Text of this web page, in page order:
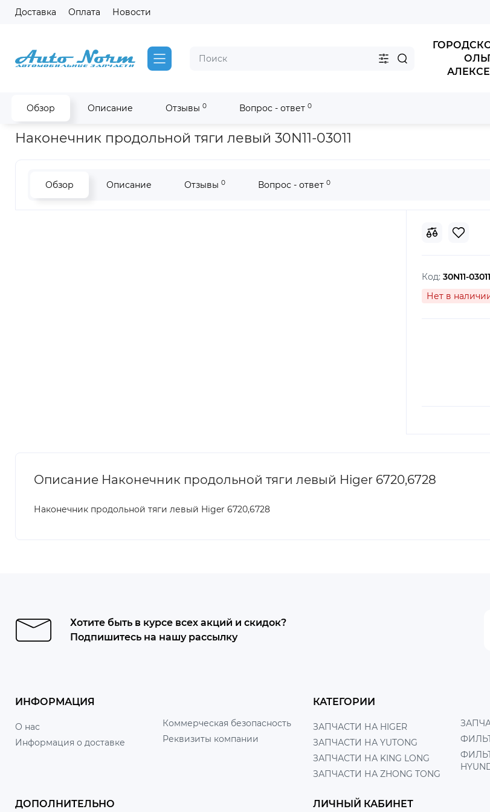
Доставка Оплата Новости
Обзор Описание Отзывы 0 Вопрос - ответ 0
Главная Запчасти Higer Наконечник продольной тяги левый Higer 6720,6728
Наконечник продольной тяги левый 30N11-03011
Обзор Описание Отзывы 0 Вопрос - ответ 0
Код: 30N11-03011
Нет в
Описание Наконечник продольной тяги левый Higer 6720,6728
Наконечник продольной тяги левый Higer 6720,6728
Хотите быть в курсе всех акций и скидок?
Подпишитесь на нашу рассылку
ИНФОРМАЦИЯ
О нас
Информация о доставке
Коммерческая безопасность
Реквизиты компании
КАТЕГОРИИ
ЗАПЧАСТИ НА HIGER
ЗАПЧАСТИ НА YUTONG
ЗАПЧАСТИ НА KING LONG
ЗАПЧАСТИ НА ZHONG TONG
ДОПОЛНИТЕЛЬНО ЛИЧНЫЙ КАБИНЕТ